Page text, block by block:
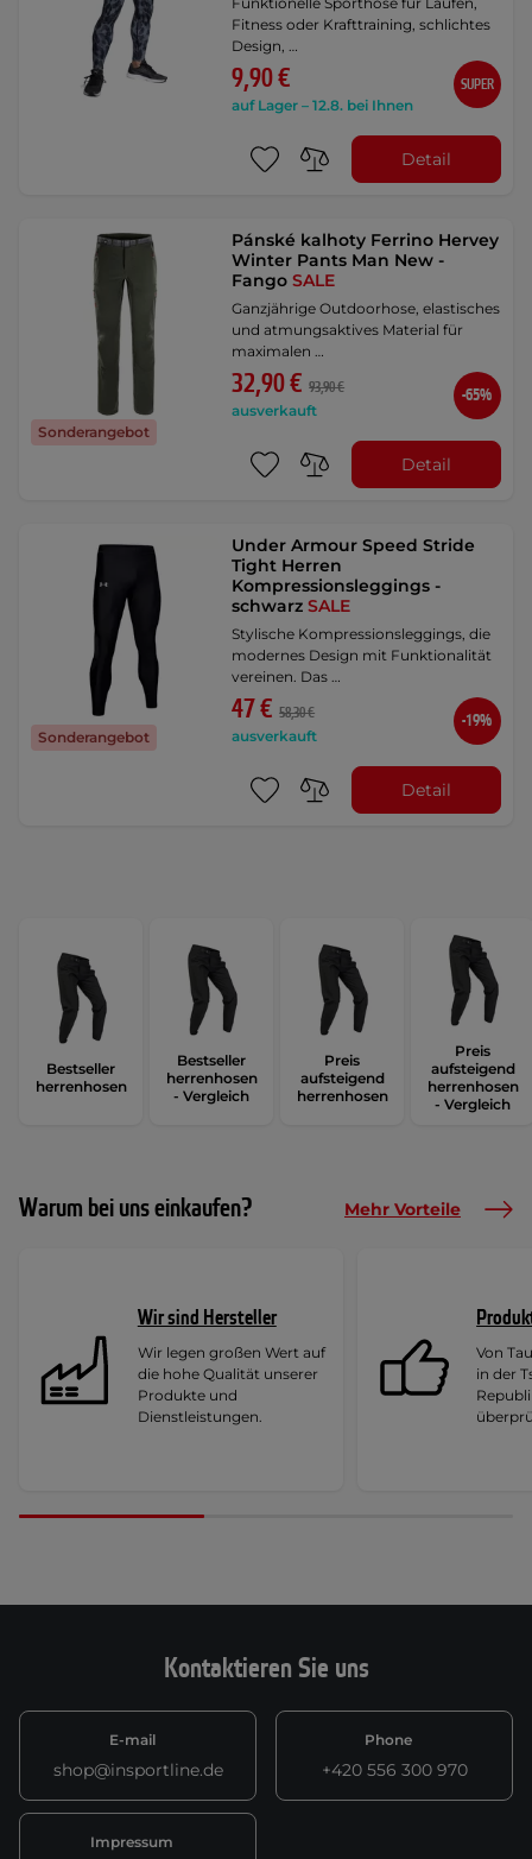
Fitness oder Krafttraining, schlichtes
Design, …
9,90 €
auf Lager – 12.8. bei Ihnen
SUPER
Detail
Sonderangebot
Pánské kalhoty Ferrino Hervey
Winter Pants Man New -
FangoSALE
Ganzjährige Outdoorhose, elastisches
und atmungsaktives Material für
maximalen …
32,90 € 93,90 €
ausverkauft
-65%
Detail
Sonderangebot
Under Armour Speed ​​Stride
Tight Herren
Kompressionsleggings -
schwarzSALE
Stylische Kompressionsleggings, die
modernes Design mit Funktionalität
vereinen. Das …
47 € 58,30 €
ausverkauft
-19%
Detail
Bestseller
herrenhosen
Bestseller
herrenhosen
- Vergleich
Preis
aufsteigend
herrenhosen
Preis
aufsteigend
herrenhosen
- Vergleich
Warum bei uns einkaufen? Mehr Vorteile
Wir sind Hersteller
Wir legen großen Wert auf
die hohe Qualität unserer
Produkte und
Dienstleistungen.
Von
in der
Kontaktieren Sie uns
E-mail
shop@insportline.de
Phone
+420 556 300 970
Impressum